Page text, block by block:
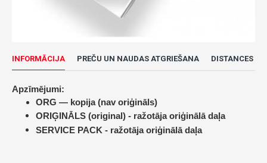
INFORMĀCIJA PREČU UN NAUDAS ATGRIEŠANA DISTANCES
Apzīmējumi:
ORG — kopija (nav oriģināls)
ORIĢINĀLS (original) - ražotāja oriģinālā daļa
SERVICE PACK - ražotāja oriģinālā daļa